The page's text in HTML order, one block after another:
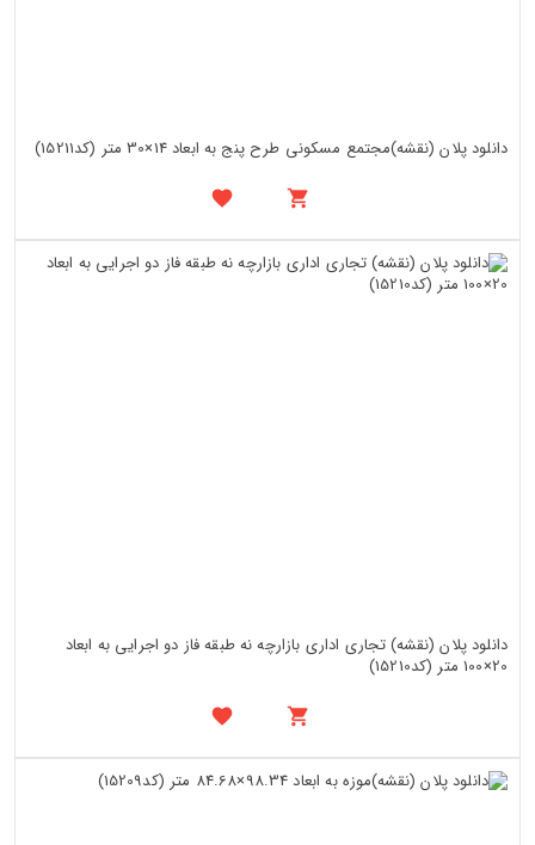
دانلود پلان (نقشه)مجتمع مسکونی طرح پنج به ابعاد 14×30 متر (کد15211)
دانلود پلان (نقشه) تجاری اداری بازارچه نه طبقه فاز دو اجرایی به ابعاد
20×100 متر (کد15210)